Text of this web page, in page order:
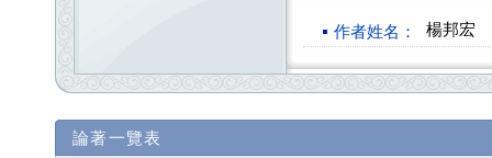
作者姓名： 楊邦宏
論著一覽表